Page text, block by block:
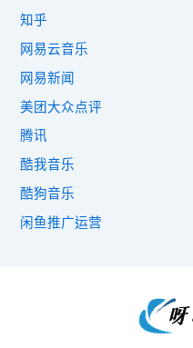
知乎
网易云音乐
网易新闻
美团大众点评
腾讯
酷我音乐
酷狗音乐
闲鱼推广运营